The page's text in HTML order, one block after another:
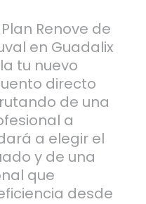
Renove de
en Guadalix
tu nuevo
directo
de una
a
a elegir el
y de una
que
desde